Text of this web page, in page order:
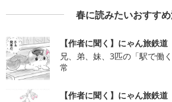
春に読みたいおすす
【作者に聞く】にゃん旅鉄道
兄、弟、妹、3匹の「駅で働
常
【作者に聞く】にゃん旅鉄道